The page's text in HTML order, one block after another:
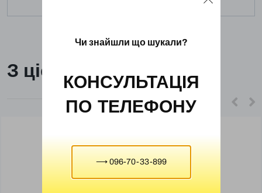
З цієї ж категорії
Чи знайшли що шукали?
КОНСУЛЬТАЦІЯ
ПО ТЕЛЕФОНУ
⟶ 096-70-33-899